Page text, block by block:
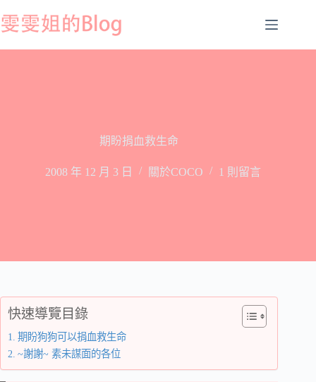
至
期盼捐血救生命
2008 年 12 月 3 日 關於COCO 1 則留言
快速導覽目錄
期盼狗狗可以捐血救生命
~謝謝~ 素未謀面的各位